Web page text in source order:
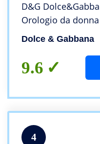
D&G
Orologio da donna
Dolce & Gabbana
9.6
4